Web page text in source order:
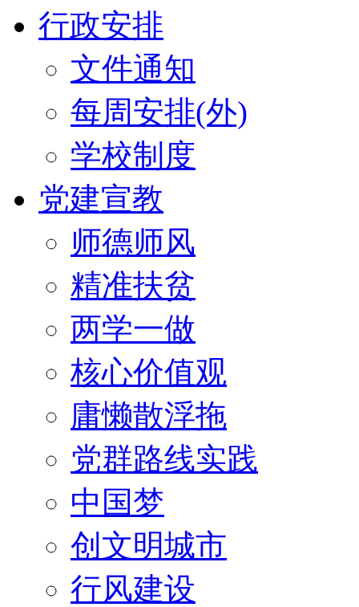
行政安排
文件通知
每周安排(外)
学校制度
党建宣教
师德师风
精准扶贫
两学一做
核心价值观
庸懒散浮拖
党群路线实践
中国梦
创文明城市
行风建设